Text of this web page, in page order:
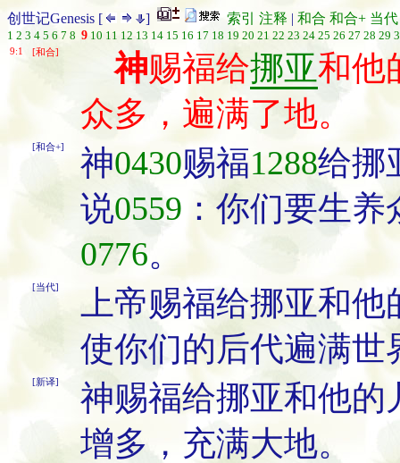
创世记Genesis [ ] 索引 注释 | 和合 和合+ 当代
1 2 3 4 5 6 7 8 9 10 11 12 13 14 15 16 17 18 19 20 21 22 23 24 25 26 27 28 29
9:1 [和合] 神赐福给挪亚和他
众多，遍满了地。
[和合+] 神0430赐福1288给挪
说0559 ：你们要生养
0776。
[当代]
上帝赐福给挪亚和
使你们的后代遍满世
[新译]
神赐福给挪亚和他的
增多，充满大地。